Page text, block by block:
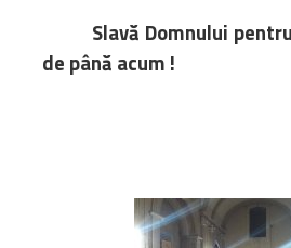
Slavă Domnului
de până acum !